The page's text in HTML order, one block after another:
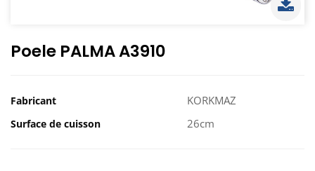
Poele PALMA A3910
Fabricant KORKMAZ
Surface de cuisson 26cm